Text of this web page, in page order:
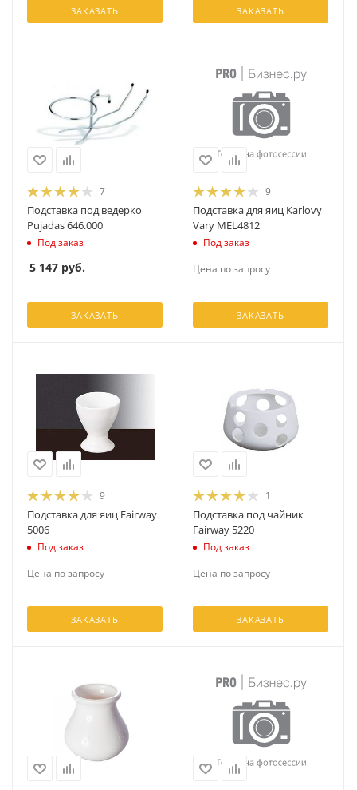
ЗАКАЗАТЬ ЗАКАЗАТЬ
7
Подставка под ведерко
Pujadas 646.000
Под заказ
5 147 руб.
ЗАКАЗАТЬ
9
Подставка для яиц Karlovy
Vary MEL4812
Под заказ
Цена по запросу
ЗАКАЗАТЬ
9
Подставка для яиц Fairway
5006
Под заказ
Цена по запросу
ЗАКАЗАТЬ
1
Подставка под чайник
Fairway 5220
Под заказ
Цена по запросу
ЗАКАЗАТЬ